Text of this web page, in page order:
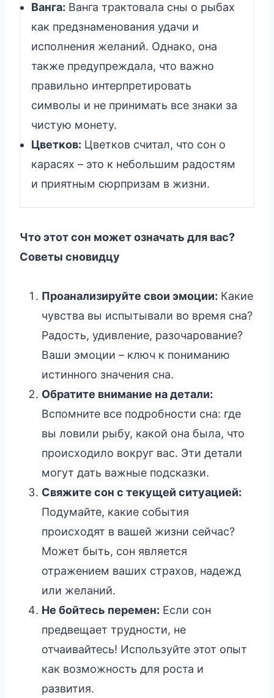
Ванга: Ванга трактовала сны о рыбах
как предзнаменования удачи и
исполнения желаний. Однако, она
также предупреждала, что важно
правильно интерпретировать
символы и не принимать все знаки за
чистую монету.
Цветков: Цветков считал, что сон о
карасях – это к небольшим радостям
и приятным сюрпризам в жизни.
Что этот сон может означать для вас?
Советы сновидцу
Проанализируйте свои эмоции: Какие
чувства вы испытывали во время сна?
Радость, удивление, разочарование?
Ваши эмоции – ключ к пониманию
истинного значения сна.
Обратите внимание на детали:
Вспомните все подробности сна: где
вы ловили рыбу, какой она была, что
происходило вокруг вас. Эти детали
могут дать важные подсказки.
Свяжите сон с текущей ситуацией:
Подумайте, какие события
происходят в вашей жизни сейчас?
Может быть, сон является
отражением ваших страхов, надежд
или желаний.
Не бойтесь перемен: Если сон
предвещает трудности, не
отчаивайтесь! Используйте этот опыт
как возможность для роста и
развития.